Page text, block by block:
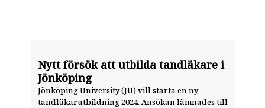
Nytt försök att utbilda tandläkare i
Jönköping
Jönköping University (JU) vill starta en ny
tandläkarutbildning 2024. Ansökan lämnades till